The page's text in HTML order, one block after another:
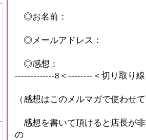
◎お名前：
◎メールアドレス：
◎感想：
-------------8＜--------＜切り取り
（感想はこのメルマガで使わせ
感想を書いて頂けると店長が
の